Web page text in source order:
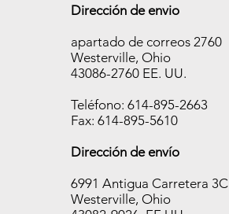
Estuch
Temp
TAB
650,
10
fundas
piezas
Temp
10
Dirección de envio
apartado de correos 2760
Westerville, Ohio
43086-2760 EE. UU.
Teléfono: 614-895-2663
Fax: 614-895-5610
Dirección de envío
6991 Antigua Carretera 3C
Westerville, Ohio